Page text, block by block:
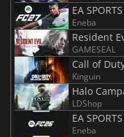
EA
Eneba
Resident
GAMESEAL
Call of
Kinguin
Halo
LDShop
EA
Eneba